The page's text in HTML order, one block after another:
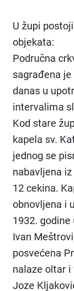
U župi
objekata:
Područna
sagrađena
danas u
intervalima
Kod stare
kapela sv.
jednog se
nabavljena
12 cekina.
obnovljena i
1932.
Ivan
posvećena
nalaze oltar
Joze